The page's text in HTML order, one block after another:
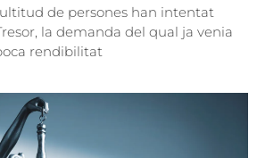
de persones han intentat
la demanda del qual ja venia
rendibilitat